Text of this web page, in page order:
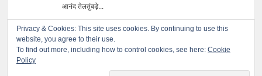
आनंद तेलतुंबड़े...
Privacy & Cookies: This site uses cookies. By continuing to use this
website, you agree to their use.
To find out more, including how to control cookies, see here: Cookie
Policy